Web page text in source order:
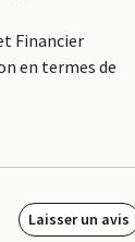
Financier
en termes de
Laisser un avis